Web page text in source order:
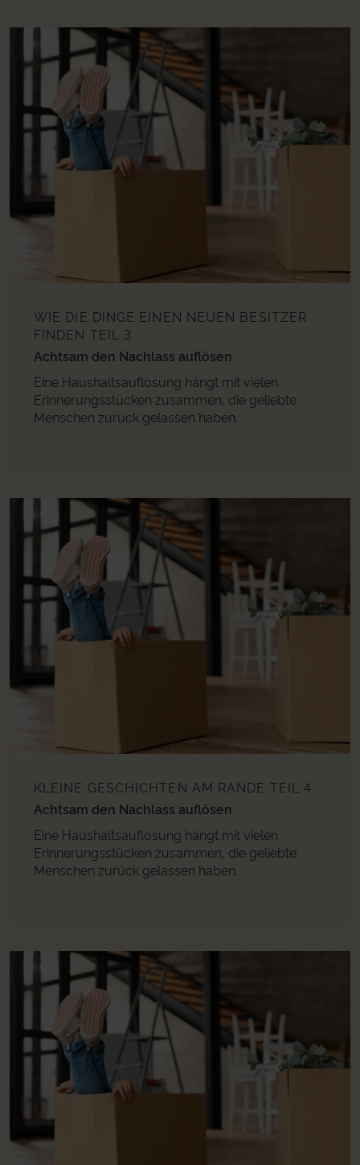
WIE DIE DINGE EINEN NEUEN BESITZER
FINDEN TEIL 3
Achtsam den Nachlass auflösen
Eine Haushaltsauflösung hängt mit vielen
Erinnerungsstücken zusammen, die geliebte
Menschen zurück gelassen haben.
KLEINE GESCHICHTEN AM RANDE TEIL 4
Achtsam den Nachlass auflösen
Eine Haushaltsauflösung hängt mit vielen
Erinnerungsstücken zusammen, die geliebte
Menschen zurück gelassen haben.